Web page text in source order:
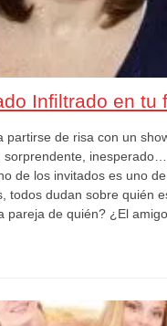
Infiltrado en tu
partirse de risa con un
sorprendente,
de los invitados es uno
todos dudan sobre quién
pareja de quién? ¿El